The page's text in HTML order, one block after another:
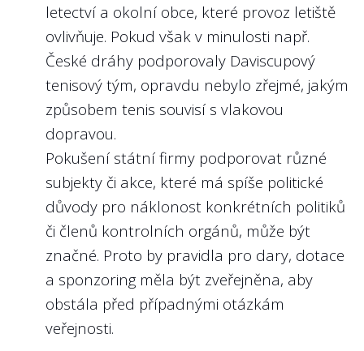
Má státní firma pravidla a limity pro
odměňování managementu a poskytla
je?
Doporučení:
Transparentně nastavená pravidla pro
odměňování managementu jsou důležitá
jak pro právní jistotu managementu, tak
pro zástupce vlastníka, který podle těchto
pravidel odměny managementu schvaluje
(v závislosti na stanovách to bývá buď
dozorčí rada, nebo přímo odbor
ministerstva).
letectví a okolní obce, které provoz letiště
ovlivňuje. Pokud však v minulosti např.
České dráhy podporovaly Daviscupový
tenisový tým, opravdu nebylo zřejmé, jakým
způsobem tenis souvisí s vlakovou
dopravou.
Pokušení státní firmy podporovat různé
subjekty či akce, které má spíše politické
důvody pro náklonost konkrétních politiků
či členů kontrolních orgánů, může být
značné. Proto by pravidla pro dary, dotace
a sponzoring měla být zveřejněna, aby
obstála před případnými otázkám
veřejnosti.